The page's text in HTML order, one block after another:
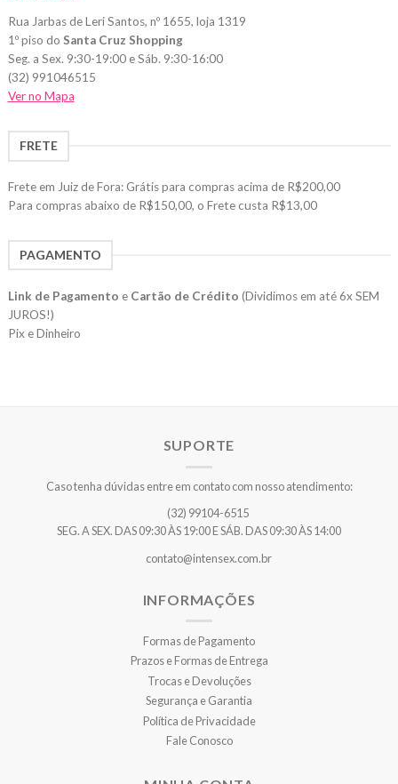
Rua Jarbas de Leri Santos, nº 1655, loja 1319
1º piso do Santa Cruz Shopping
Seg. a Sex. 9:30-19:00 e Sáb. 9:30-16:00
(32) 991046515
Ver no Mapa
FRETE
Frete em Juiz de Fora: Grátis para compras acima de R$200,00
Para compras abaixo de R$150,00, o Frete custa R$13,00
PAGAMENTO
Link de Pagamento e Cartão de Crédito (Dividimos em até 6x SEM
JUROS!)
Pix e Dinheiro
SUPORTE
Caso tenha dúvidas entre em contato com nosso atendimento:
(32) 99104-6515
SEG. A SEX. DAS 09:30 ÀS 19:00 E SÁB. DAS 09:30 ÀS 14:00
contato@intensex.com.br
INFORMAÇÕES
Formas de Pagamento
Prazos e Formas de Entrega
Trocas e Devoluções
Segurança e Garantia
Política de Privacidade
Fale Conosco